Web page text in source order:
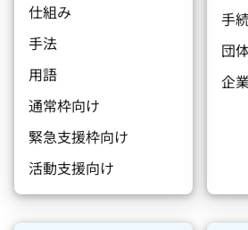
仕組み
手法
用語
通常枠向け
緊急支援枠向け
活動支援向け
手
団
企業